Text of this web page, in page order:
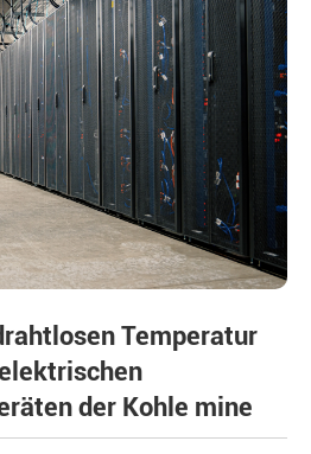
Temperatur
der Kohle mine